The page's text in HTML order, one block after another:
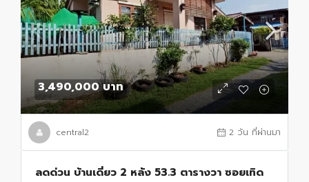
3,490,000 บาท
central2 2 วัน ที่ผ่านมา
ลดด่วน บ้านเดี่ยว 2 หลัง 53.3 ตารางวา ซอยเทิด